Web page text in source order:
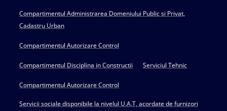
Compartimentul Administrarea Domeniului Public si Privat,
Cadastru Urban
Compartimentul Autorizare Control
Compartimentul Disciplina in Constructii Serviciul Tehnic
Compartimentul Autorizare Control
Servicii sociale disponibile la nivelul U.A.T, acordate de furnizori